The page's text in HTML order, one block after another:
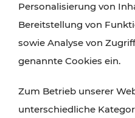
Ausflugstipps
Wien, Niederösterreich
Wanderungen, Kultur
Radtouren oder purer
Personalisierung von
Bereitstellung von
sowie Analyse von
genannte Cookies ein.
Zum Betrieb unserer
unterschiedliche